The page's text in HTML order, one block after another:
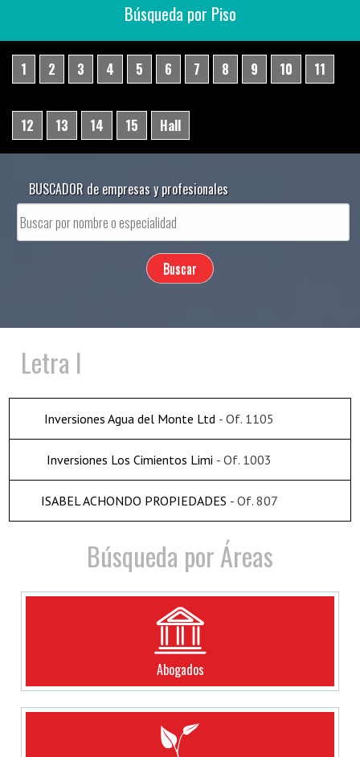
Búsqueda por Piso
1 2 3 4 5 6 7 8 9 10 11
12 13 14 15 Hall
BUSCADOR de empresas y profesionales
Letra I
Inversiones Agua del Monte Ltd - Of. 1105
Inversiones Los Cimientos Limi - Of. 1003
ISABEL ACHONDO PROPIEDADES - Of. 807
Búsqueda por Áreas
Abogados